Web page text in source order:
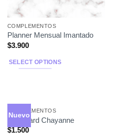
COMPLEMENTOS
Planner Mensual Imantado
$3.900
SELECT OPTIONS
Nuevo
COMPLEMENTOS
Flashcard Chayanne
$1.500